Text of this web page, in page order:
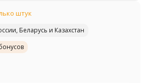
штук
Беларусь и Казахстан